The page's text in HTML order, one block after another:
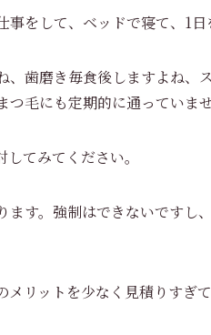
をして、ベッドで寝て、1日
歯磨き毎食後しますよね、
毛にも定期的に通っていま
てみてください。
す。強制はできないですし
リットを少なく見積りすぎ